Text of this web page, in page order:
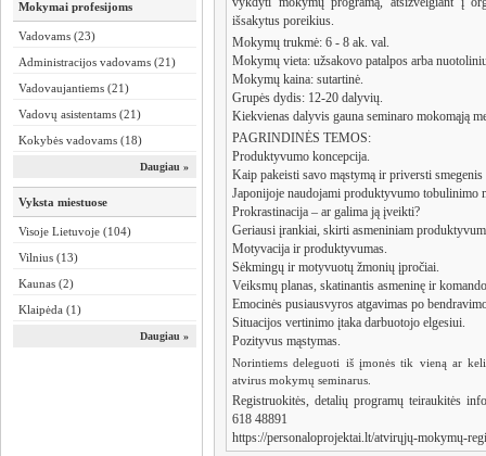
Mokymai profesijoms
Vadovams (23)
Administracijos vadovams (21)
Vadovaujantiems (21)
Vadovų asistentams (21)
Kokybės vadovams (18)
Daugiau »
Vyksta miestuose
Visoje Lietuvoje (104)
Vilnius (13)
Kaunas (2)
Klaipėda (1)
Daugiau »
išsakytus poreikius.
Mokymų trukmė: 6 - 8 ak. val.
Mokymų vieta: užsakovo patalpos arba
Mokymų kaina: sutartinė.
Grupės dydis: 12-20 dalyvių.
Kiekvienas dalyvis gauna seminaro mokomąją
PAGRINDINĖS TEMOS:
Produktyvumo koncepcija.
Kaip pakeisti savo mąstymą ir priversti
Japonijoje naudojami produktyvumo tobulinimo
Prokrastinacija – ar galima ją įveikti?
Geriausi įrankiai, skirti asmeniniam
Motyvacija ir produktyvumas.
Sėkmingų ir motyvuotų žmonių įpročiai.
Veiksmų planas, skatinantis asmeninę ir
Emocinės pusiausvyros atgavimas po
Situacijos vertinimo įtaka darbuotojo elgesiui.
Pozityvus mąstymas.
Norintiems deleguoti iš įmonės tik vieną ar
atvirus mokymų seminarus.
Registruokitės, detalių programų teiraukitės
618 48891
https://personaloprojektai.lt/atvirųjų-mokymų-